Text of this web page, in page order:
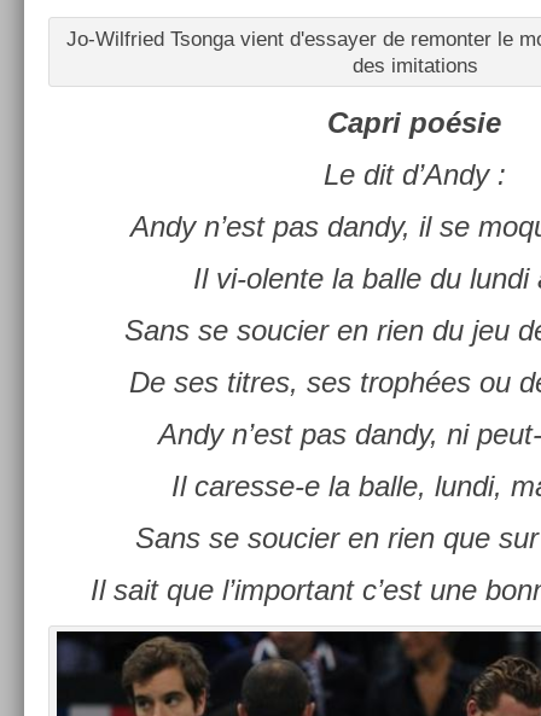
Jo-Wilfried Tson­ga vient d'es­say­er de re­mont­er le
des im­ita­tions
Capri poésie
Le dit d’Andy :
Andy n’est pas dandy, il se
Il vi-olente la balle du lundi
Sans se souci­er en rien du jeu
De ses tit­res, ses trophées ou
Andy n’est pas dandy, ni
Il caresse-e la balle, lundi,
Sans se souci­er en rien que
Il sait que l’im­portant c’est une